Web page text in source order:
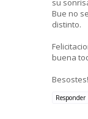
su
Bue no
distinto.
buena
Responder